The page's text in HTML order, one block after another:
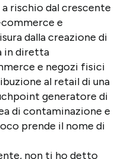
rischio dal crescente
commerce e
dalla creazione di
in diretta
e negozi fisici
al retail di una
generatore di
di contaminazione e
prende il nome di
non ti ho detto